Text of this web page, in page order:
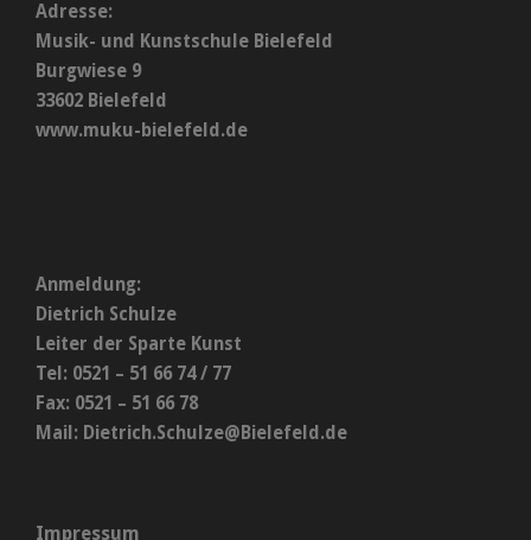
Adresse:
Musik- und Kunstschule Bielefeld
Burgwiese 9
33602 Bielefeld
www.muku-bielefeld.de
Anmeldung:
Dietrich Schulze
Leiter der Sparte Kunst
Tel: 0521 – 51 66 74 / 77
Fax: 0521 – 51 66 78
Mail: Dietrich.Schulze@Bielefeld.de
Impressum